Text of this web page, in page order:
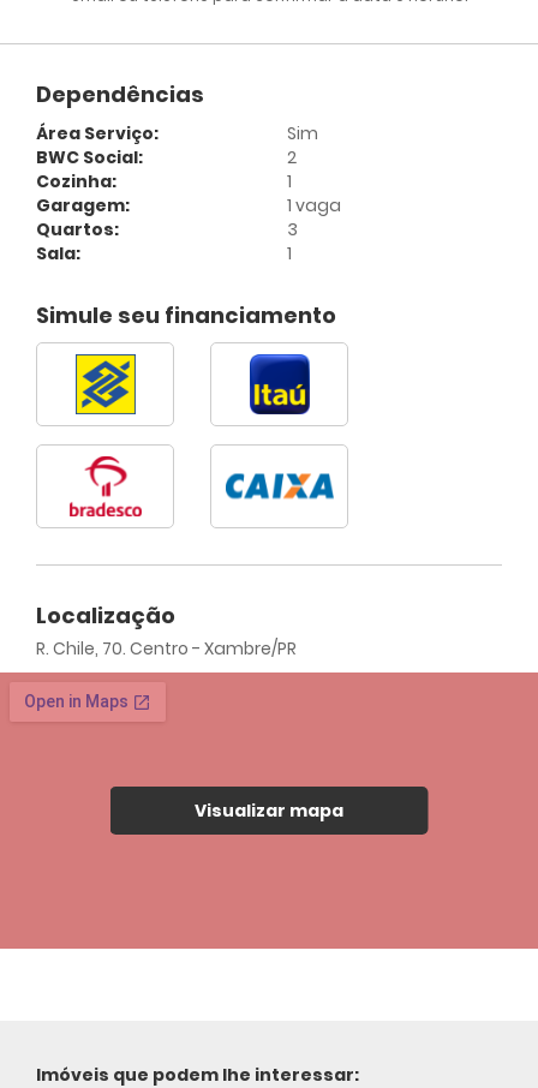
Dependências
Área Serviço:
Sim
BWC Social:
2
Cozinha:
1
Garagem:
1 vaga
Quartos:
3
Sala:
1
Simule seu financiamento
Localização
R. Chile, 70. Centro - Xambre/PR
Visualizar mapa
Imóveis que podem lhe interessar: